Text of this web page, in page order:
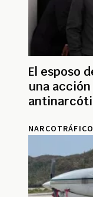
El esposo
una
NARCOTRÁFICO